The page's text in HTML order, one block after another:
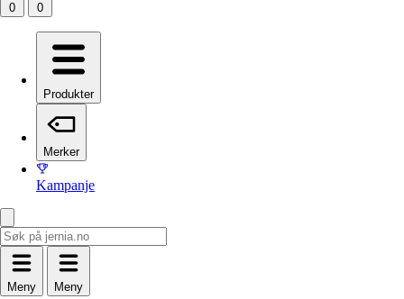
Produkter
Merker
Kampanje
Meny Meny